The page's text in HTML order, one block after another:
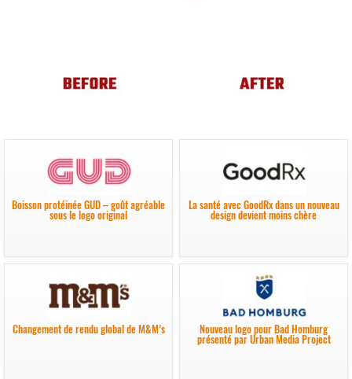
Boisson protéinée GUD – goût agréable
sous le logo original
La santé avec GoodRx dans un nouveau
design devient moins chère
Changement de rendu global de M&M’s Nouveau logo pour Bad Homburg
présenté par Urban Media Project